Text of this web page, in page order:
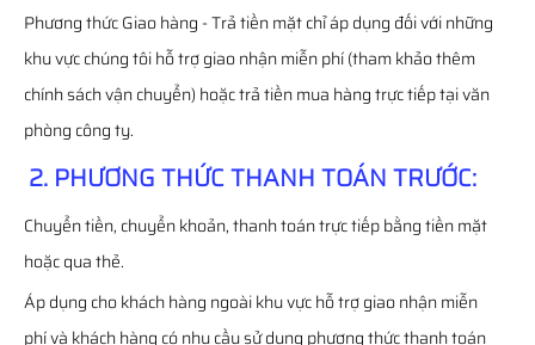
Phương thức Giao hàng - Trả tiền mặt chỉ áp dụng đối với những
khu vực chúng tôi hỗ trợ giao nhận miễn phí (tham khảo thêm
chính sách vận chuyển) hoặc trả tiền mua hàng trực tiếp tại văn
phòng công ty.
2. PHƯƠNG THỨC THANH TOÁN TRƯỚC:
Chuyển tiền, chuyển khoản, thanh toán trực tiếp bằng tiền mặt
hoặc qua thẻ.
Áp dụng cho khách hàng ngoài khu vực hỗ trợ giao nhận miễn
phí và khách hàng có nhu cầu sử dụng phương thức thanh toán